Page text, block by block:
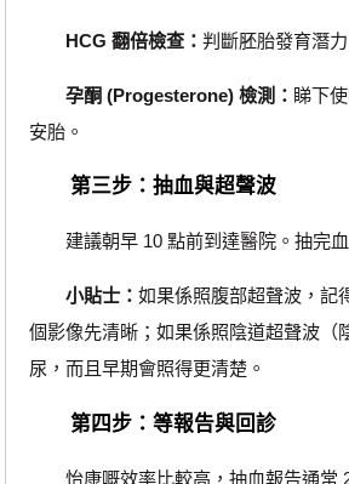
HCG 翻倍檢查： 判斷胚胎發育潛力
孕酮 (Progesterone) 檢測： 睇下
安胎。
第三步：抽血與超聲波
建議朝早 10 點前到達醫院。抽完血
小貼士： 如果係照腹部超聲波，記
個影像先清晰；如果係照陰道超聲波（
尿，而且早期會照得更清楚。
第四步：等報告與回診
怡康嘅效率比較高，抽血報告通常